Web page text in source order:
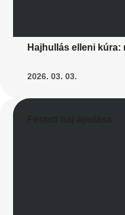
Hajhullás elleni
2026. 03. 03.